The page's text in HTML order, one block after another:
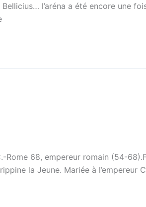
l’aréna a été encore une
68, empereur romain (54-
la Jeune. Mariée à